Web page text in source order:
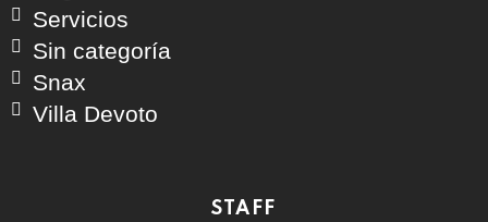
Servicios
Sin categoría
Snax
Villa Devoto
STAFF